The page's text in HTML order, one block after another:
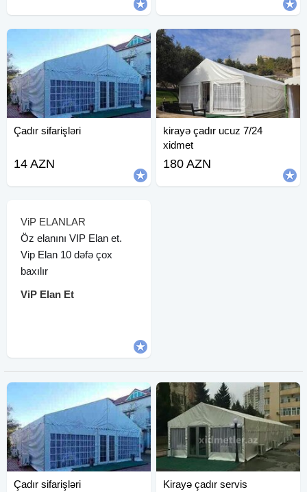
Çadır sifarişləri
14 AZN
kirayə çadır ucuz 7/24
xidmet
180 AZN
ViP ELANLAR
Öz elanını VIP Elan et.
Vip Elan 10 dəfə çox
baxılır
ViP Elan Et
Çadır sifarişləri Kirayə çadır servis